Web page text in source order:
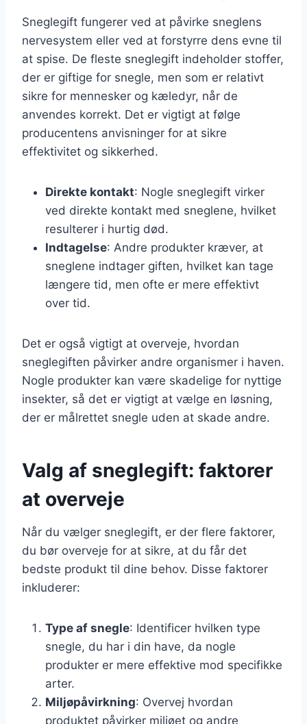
Sneglegift fungerer ved at påvirke sneglens
nervesystem eller ved at forstyrre dens evne til
at spise. De fleste sneglegift indeholder stoffer,
der er giftige for snegle, men som er relativt
sikre for mennesker og kæledyr, når de
anvendes korrekt. Det er vigtigt at følge
producentens anvisninger for at sikre
effektivitet og sikkerhed.
Direkte kontakt: Nogle sneglegift virker
ved direkte kontakt med sneglene, hvilket
resulterer i hurtig død.
Indtagelse: Andre produkter kræver, at
sneglene indtager giften, hvilket kan tage
længere tid, men ofte er mere effektivt
over tid.
Det er også vigtigt at overveje, hvordan
sneglegiften påvirker andre organismer i haven.
Nogle produkter kan være skadelige for nyttige
insekter, så det er vigtigt at vælge en løsning,
der er målrettet snegle uden at skade andre.
Valg af sneglegift: faktorer
at overveje
Når du vælger sneglegift, er der flere faktorer,
du bør overveje for at sikre, at du får det
bedste produkt til dine behov. Disse faktorer
inkluderer:
Type af snegle: Identificer hvilken type
snegle, du har i din have, da nogle
produkter er mere effektive mod specifikke
arter.
Miljøpåvirkning: Overvej hvordan
produktet påvirker miljøet og andre